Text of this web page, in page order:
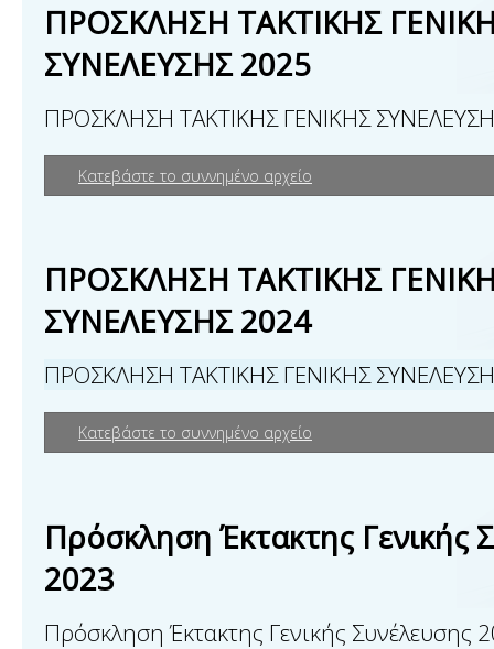
ΠΡΟΣΚΛΗΣΗ ΤΑΚΤΙΚΗΣ
ΣΥΝΕΛΕΥΣΗΣ 2025
ΠΡΟΣΚΛΗΣΗ ΤΑΚΤΙΚΗΣ ΓΕΝΙΚΗΣ
Κατεβάστε το συννημένο αρχείο
ΠΡΟΣΚΛΗΣΗ ΤΑΚΤΙΚΗΣ
ΣΥΝΕΛΕΥΣΗΣ 2024
ΠΡΟΣΚΛΗΣΗ ΤΑΚΤΙΚΗΣ ΓΕΝΙΚΗΣ
Κατεβάστε το συννημένο αρχείο
Πρόσκληση Έκτακτης Γενικής
2023
Πρόσκληση Έκτακτης Γενικής Συνέλευσης